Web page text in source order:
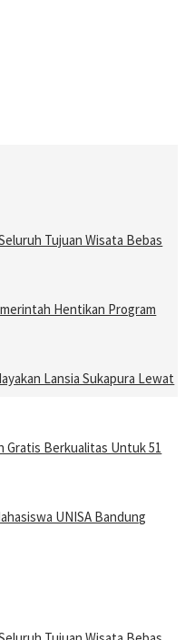
Tujuan Wisata Bebas
Hentikan Program
Lansia Sukapura Lewat
Gratis Berkualitas Untuk 51
UNISA Bandung